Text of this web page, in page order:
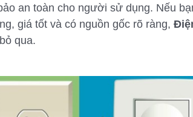
an toàn cho người sử dụng. Nếu
giá tốt và có nguồn gốc rõ ràng,
qua.